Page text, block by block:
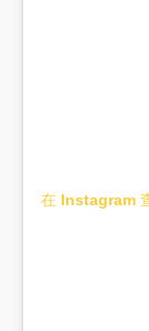
在 Instagram